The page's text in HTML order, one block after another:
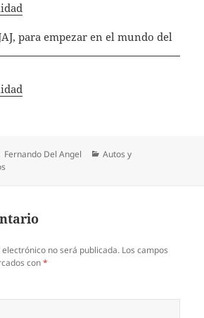
para empezar en el mundo del
Autor
Fernando Del Angel Categorías
Autos y
no será publicada. Los campos
con*